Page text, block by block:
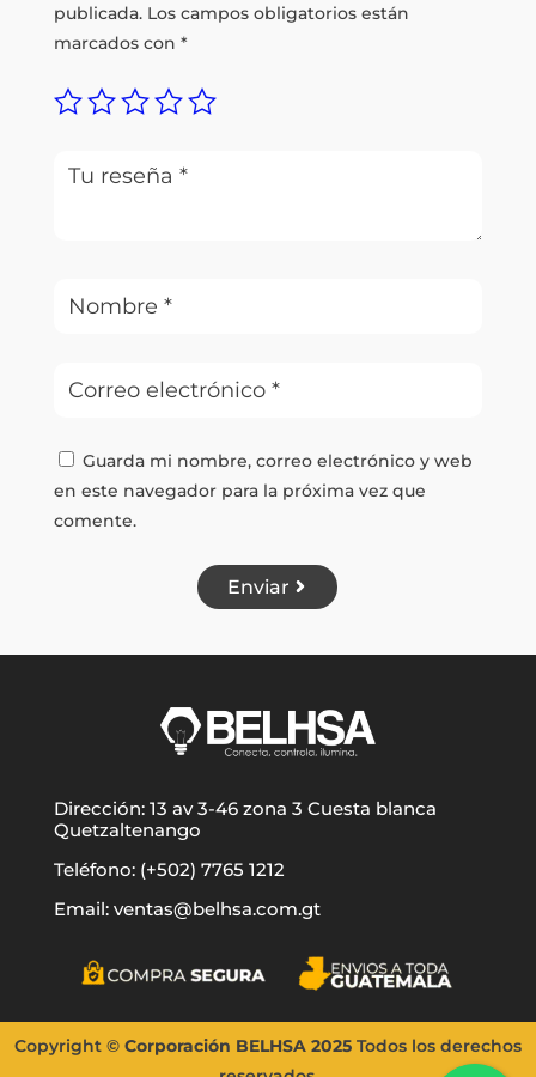
publicada. Los campos obligatorios están
marcados con *
Guarda mi nombre, correo electrónico y web
en este navegador para la próxima vez que
comente.
Enviar
Dirección: 13 av 3-46 zona 3 Cuesta blanca
Quetzaltenango
Teléfono: (+502) 7765 1212
Email: ventas@belhsa.com.gt
Copyright © Corporación BELHSA 2025 Todos los derechos